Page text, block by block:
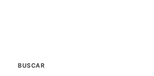
BUSCAR